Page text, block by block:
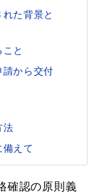
た背景と
と
から交付
法
備えて
確認の原則義